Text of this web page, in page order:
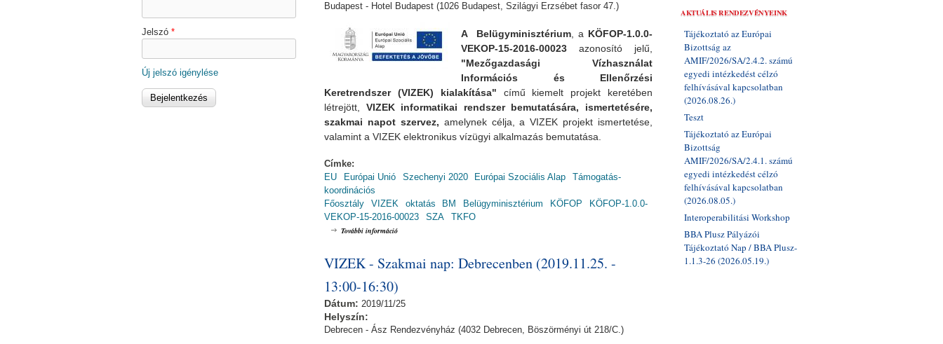
Budapest - Hotel Budapest (1026 Budapest, Szilágyi Erzsébet fasor 47.)
A Belügyminisztérium , a KÖFOP-1.0.0-
VEKOP-15-2016-00023 azonosító jelű,
"Mezőgazdasági Vízhasználat
Információs és Ellenőrzési
Keretrendszer (VIZEK) kialakítása" című kiemelt projekt keretében
létrejött, VIZEK informatikai rendszer bemutatására, ismertetésére,
szakmai napot szervez, amelynek célja, a VIZEK projekt ismertetése,
valamint a VIZEK elektronikus vízügyi alkalmazás bemutatása.
Címke:
EU
Európai Unió Szechenyi 2020 Európai Szociális Alap
Támogatás-
koordinációs
Főosztály
VIZEK oktatás BM Belügyminisztérium KÖFOP
KÖFOP-1.0.0-
VEKOP-15-2016-00023
SZA TKFO
További információ
VIZEK - Szakmai nap: Debrecenben (2019.11.25. -
13:00-16:30)
Dátum: 2019/11/25
Helyszín:
Debrecen - Ász Rendezvényház (4032 Debrecen, Böszörményi út 218/C.)
Jelszó *
Új jelszó igénylése
AKTUÁLIS RENDEZVÉNYEINK
Tájékoztató az Európai
Bizottság az
AMIF/2026/SA/2.4.2. számú
egyedi intézkedést célzó
felhívásával kapcsolatban
(2026.08.26.)
Teszt
Tájékoztató az Európai
Bizottság
AMIF/2026/SA/2.4.1. számú
egyedi intézkedést célzó
felhívásával kapcsolatban
(2026.08.05.)
Interoperabilitási Workshop
BBA Plusz Pályázói
Tájékoztató Nap / BBA Plusz-
1.1.3-26 (2026.05.19.)